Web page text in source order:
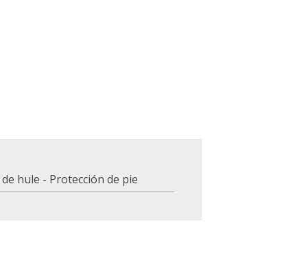
hule - Protección de pie